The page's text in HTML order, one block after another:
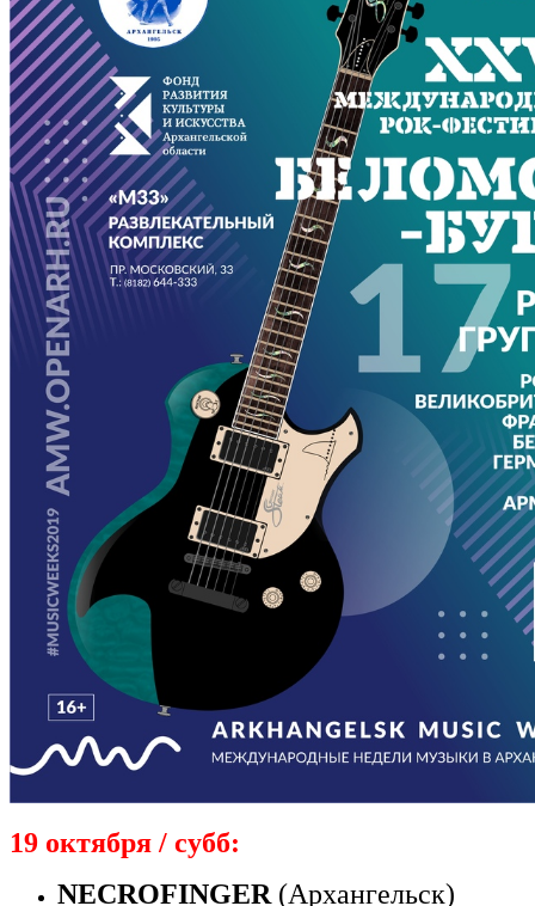
19 октября / субб:
NECROFINGER (Архангельск)